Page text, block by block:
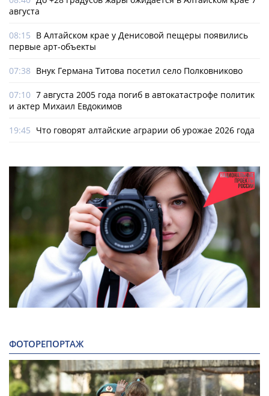
августа
08:15 В Алтайском крае у Денисовой пещеры появились
первые арт-объекты
07:38 Внук Германа Титова посетил село Полковниково
07:10 7 августа 2005 года погиб в автокатастрофе политик
и актер Михаил Евдокимов
19:45 Что говорят алтайские аграрии об урожае 2026 года
ФОТОРЕПОРТАЖ